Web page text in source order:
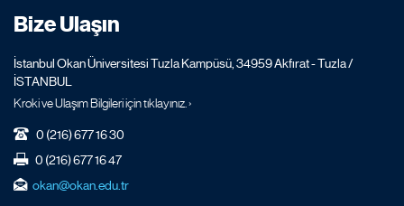
Bize Ulaşın
İstanbul Okan Üniversitesi Tuzla Kampüsü, 34959 Akfırat - Tuzla /
İSTANBUL
Kroki ve Ulaşım Bilgileri için tıklayınız. ›
0 (216) 677 16 30
0 (216) 677 16 47
okan@okan.edu.tr